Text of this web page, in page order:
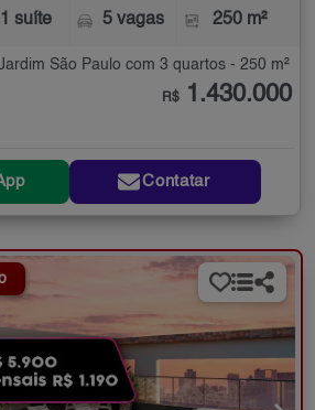
1 suíte 5 vagas 250 m²
São Paulo com 3 quartos - 250 m²
R$ 1.430.000
Contatar